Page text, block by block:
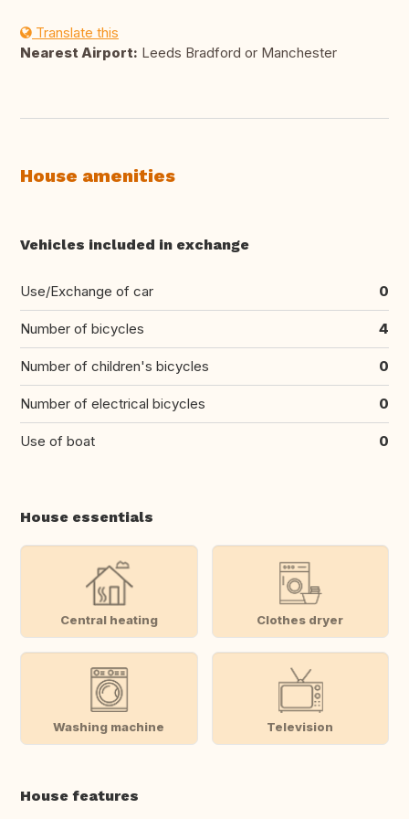
Translate this
Nearest Airport: Leeds Bradford or Manchester
House amenities
Vehicles included in exchange
Use/Exchange of car 0
Number of bicycles 4
Number of children's bicycles 0
Number of electrical bicycles 0
Use of boat 0
House essentials
Central heating Clothes dryer
Washing machine Television
House features